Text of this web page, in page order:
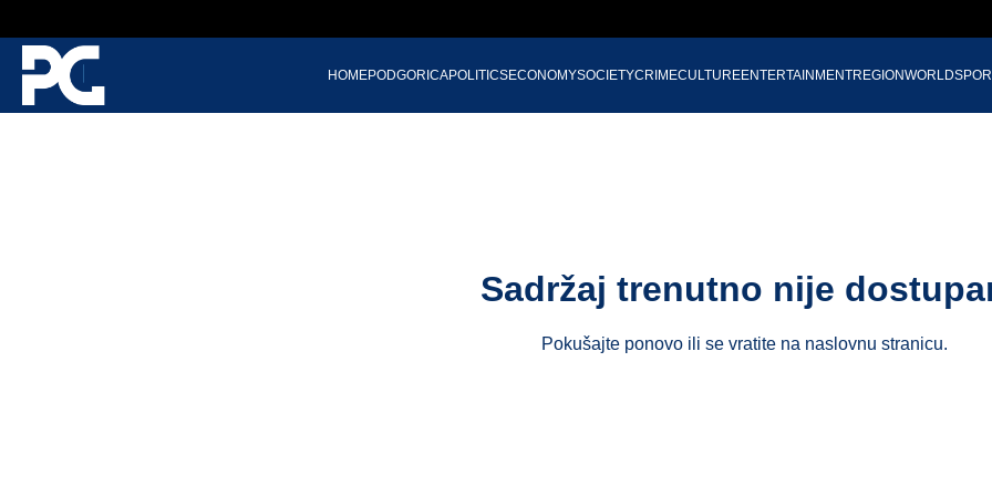
HOMEPODGORICAPOLITICSECONOMYSOCIETYCRIMECULTUREENTERTAINMENTREGIONWORLD
Sadržaj trenutno nije
Pokušajte ponovo ili se vratite na naslovnu stranicu.